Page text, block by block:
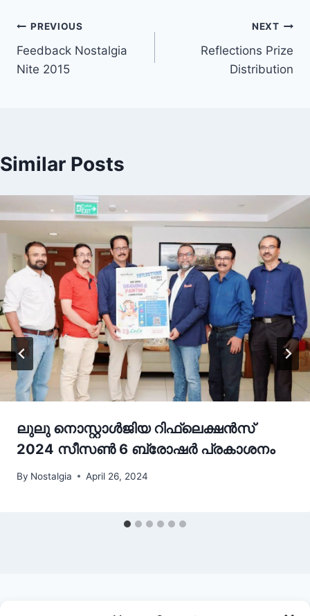
Post
navigation
PREVIOUS
Feedback Nostalgia
Nite 2015
NEXT
Reflections Prize
Distribution
Similar Posts
ലുലു നൊസ്റ്റാള്‍ജിയ റിഫ്ലെക്ഷന്‍സ്
2024 സീസണ്‍ 6 ബ്രോഷര്‍ പ്രകാശനം
By Nostalgia April 26, 2024